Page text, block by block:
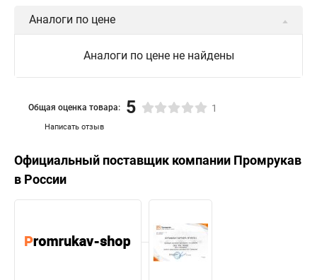
Аналоги по цене
Аналоги по цене не найдены
Написать отзыв
Общая оценка товара: 5 1
Официальный поставщик компании Промрукав
в России